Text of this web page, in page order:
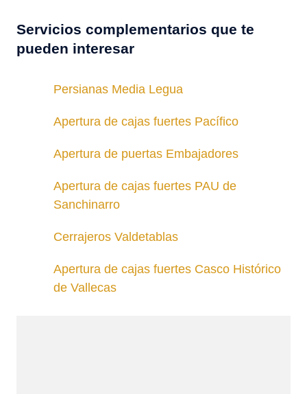
Servicios complementarios que te
pueden interesar
Persianas Media Legua
Apertura de cajas fuertes Pacífico
Apertura de puertas Embajadores
Apertura de cajas fuertes PAU de
Sanchinarro
Cerrajeros Valdetablas
Apertura de cajas fuertes Casco Histórico
de Vallecas